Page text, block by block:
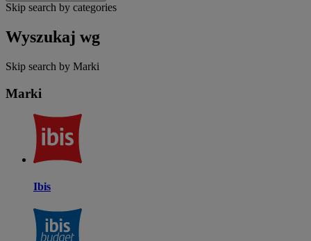
Skip search by categories
Wyszukaj wg
Skip search by Marki
Marki
Ibis